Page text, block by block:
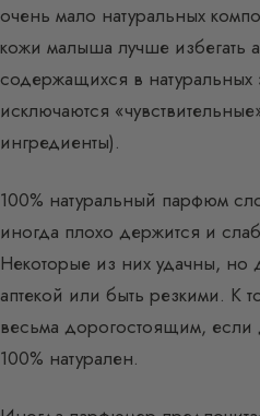
очень мало натуральных
кожи малыша лучше избегать
содержащихся в натуральных
исключаются
ингредиенты).
100% натуральный парфюм
иногда плохо держится и
Некоторые из них удачны, но
аптекой или быть резкими. К
весьма дорогостоящим, если
100% натурален.